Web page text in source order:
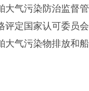
大气污染防治监督
定国家认可委员
气污染物排放和